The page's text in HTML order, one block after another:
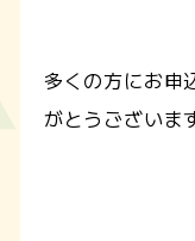
多くの方にお申
がとうございま